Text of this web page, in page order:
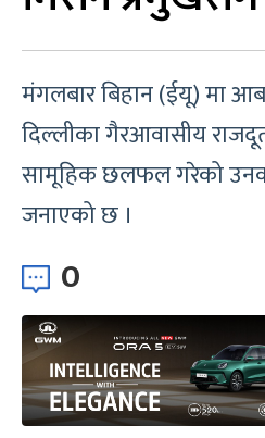
मंगलबार बिहान (ईयू) मा
दिल्लीका गैरआवासीय
सामूहिक छलफल गरेको
जनाएको छ ।
0